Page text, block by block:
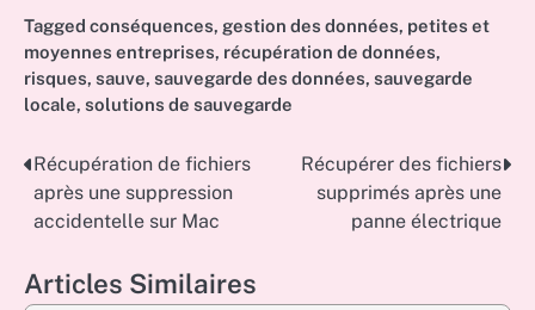
Tagged conséquences, gestion des données, petites et
moyennes entreprises, récupération de données,
risques, sauve, sauvegarde des données, sauvegarde
locale, solutions de sauvegarde
Post
navigation
Récupération de fichiers
après une suppression
accidentelle sur Mac
Récupérer des fichiers
supprimés après une
panne électrique
Articles Similaires